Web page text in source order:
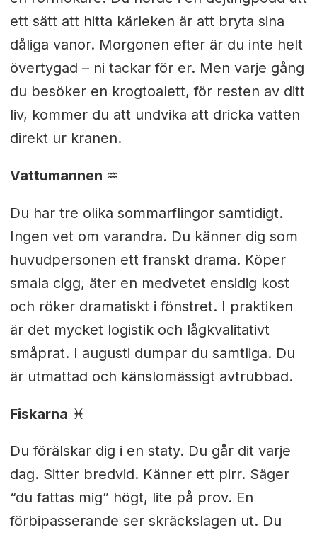
ett sätt att hitta kärleken är att bryta sina
dåliga vanor. Morgonen efter är du inte helt
övertygad – ni tackar för er. Men varje gång
du besöker en krogtoalett, för resten av ditt
liv, kommer du att undvika att dricka vatten
direkt ur kranen.
Vattumannen ♒︎
Du har tre olika sommarflingor samtidigt.
Ingen vet om varandra. Du känner dig som
huvudpersonen ett franskt drama. Köper
smala cigg, äter en medvetet ensidig kost
och röker dramatiskt i fönstret. I praktiken
är det mycket logistik och lågkvalitativt
småprat. I augusti dumpar du samtliga. Du
är utmattad och känslomässigt avtrubbad.
Fiskarna ♓︎
Du förälskar dig i en staty. Du går dit varje
dag. Sitter bredvid. Känner ett pirr. Säger
“du fattas mig” högt, lite på prov. En
förbipasserande ser skräckslagen ut. Du